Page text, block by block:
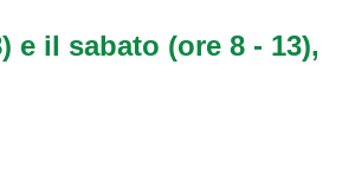
il sabato (ore 8 - 13),